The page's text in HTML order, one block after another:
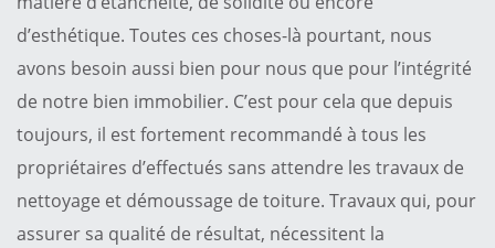
d’esthétique. Toutes ces choses-là pourtant, nous
avons besoin aussi bien pour nous que pour l’intégrité
de notre bien immobilier. C’est pour cela que depuis
toujours, il est fortement recommandé à tous les
propriétaires d’effectués sans attendre les travaux de
nettoyage et démoussage de toiture. Travaux qui, pour
assurer sa qualité de résultat, nécessitent la